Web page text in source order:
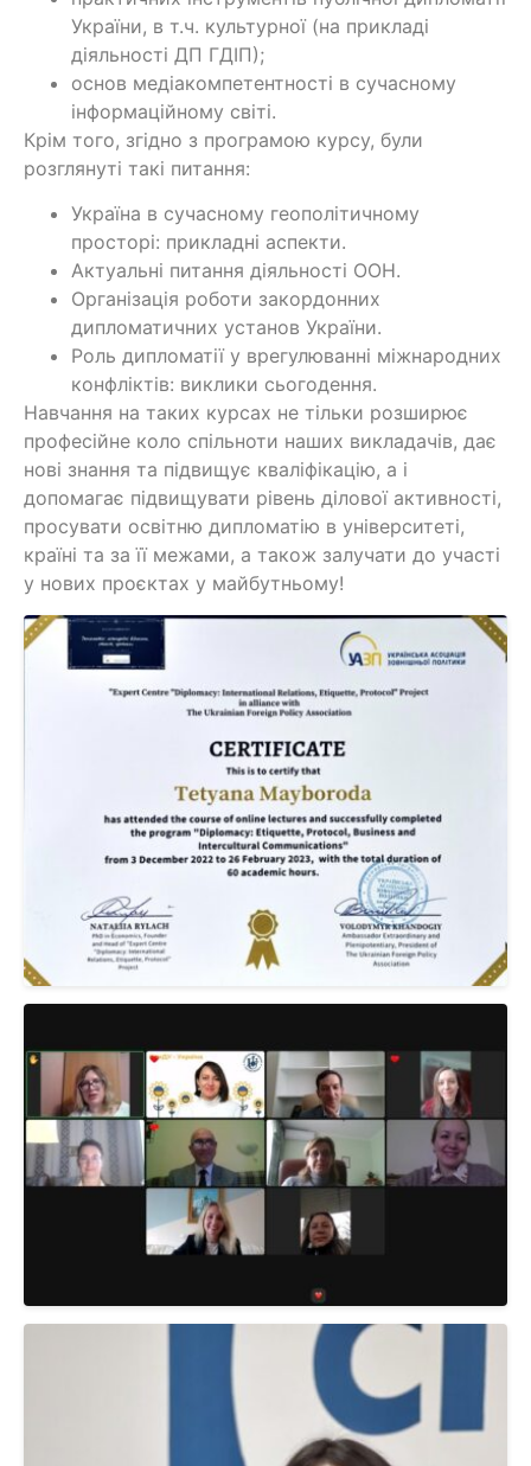
України, в т.ч. культурної (на прикладі
діяльності ДП ГДІП);
основ медіакомпетентності в сучасному
інформаційному світі.
Крім того, згідно з програмою курсу, були
розглянуті такі питання:
Україна в сучасному геополітичному
просторі: прикладні аспекти.
Актуальні питання діяльності ООН.
Організація роботи закордонних
дипломатичних установ України.
Роль дипломатії у врегулюванні міжнародних
конфліктів: виклики сьогодення.
Навчання на таких курсах не тільки розширює
професійне коло спільноти наших викладачів, дає
нові знання та підвищує кваліфікацію, а і
допомагає підвищувати рівень ділової активності,
просувати освітню дипломатію в університеті,
країні та за її межами, а також залучати до участі
у нових проєктах у майбутньому!